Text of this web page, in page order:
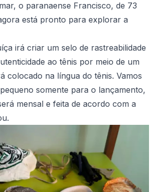
o paranaense Francisco, de 73
está pronto para explorar a
irá criar um selo de rastreabilidade
ao tênis por meio de um
colocado na língua do tênis. Vamos
somente para o lançamento,
mensal e feita de acordo com a